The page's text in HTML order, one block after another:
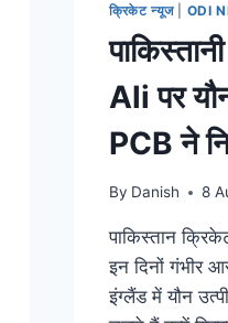
क्रिकेट न्यूज| ODI
Ali पर
PCB ने
By Danish 8
पाकिस्तान
इन दिनों गंभीर
इंग्लैंड में यौन